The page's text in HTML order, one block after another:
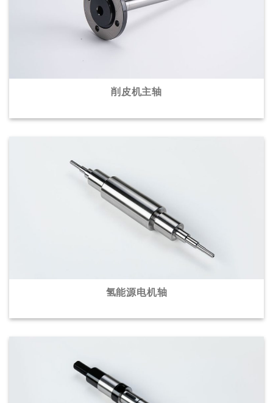
削皮机主轴
氢能源电机轴